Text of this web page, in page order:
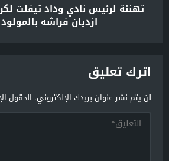
تهنئة لرئيس نادي وداد تيفلت
ازديان فراشه
اترك تعليق
لن يتم نشر عنوان بريدك الإلكتروني. الحقول